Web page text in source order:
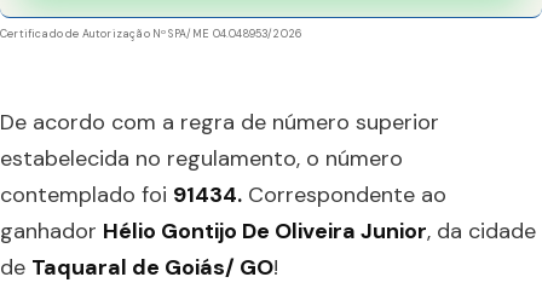
Certificado de Autorização Nº SPA/ME 04.048953/2026
De acordo com a regra de número superior
estabelecida no regulamento, o número
contemplado foi 91434. Correspondente ao
ganhador Hélio Gontijo De Oliveira Junior, da cidade
de Taquaral de Goiás/ GO!